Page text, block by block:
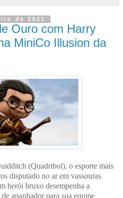
de 2021
Ouro com Harry
MiniCo Illusion da
(Quadribol), o esporte mais
disputado no ar em vassouras
herói bruxo desempenha a
apanhador para sua equipe